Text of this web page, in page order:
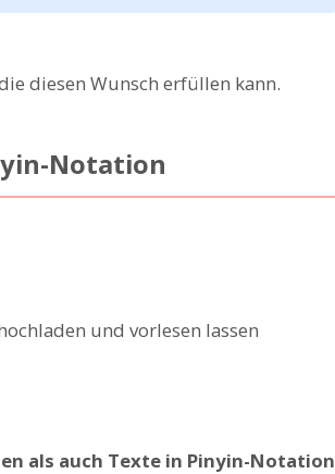
diesen Wunsch erfüllen kann.
Notation
und vorlesen lassen
als auch Texte in Pinyin-Notation